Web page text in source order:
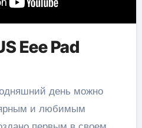
Eee Pad
день можно
и любимым